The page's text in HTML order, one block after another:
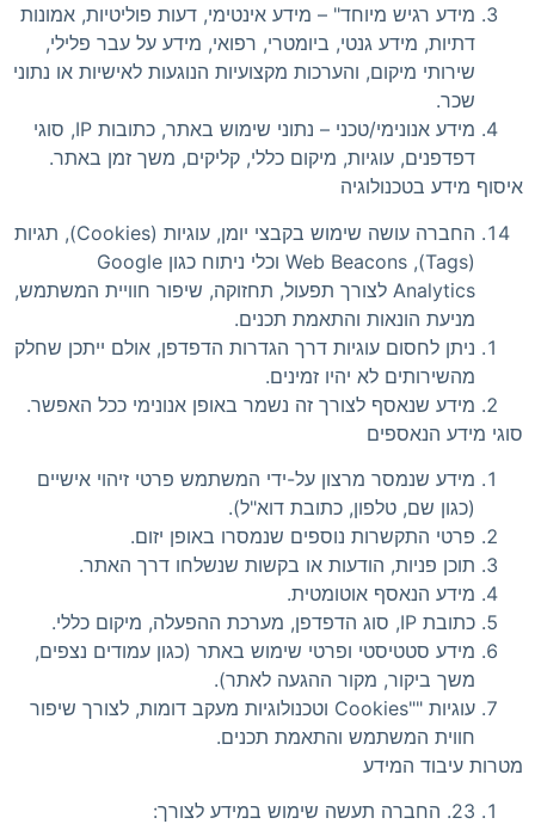
מידע רגיש מיוחד" – מידע אינטימי, דעות פוליטיות, אמונות
דתיות, מידע גנטי, ביומטרי, רפואי, מידע על עבר פלילי,
שירותי מיקום, והערכות מקצועיות הנוגעות לאישיות או נתוני
שכר.
מידע אנונימי/טכני – נתוני שימוש באתר, כתובות IP, סוגי
דפדפנים, עוגיות, מיקום כללי, קליקים, משך זמן באתר.
איסוף מידע בטכנולוגיה
החברה עושה שימוש בקבצי יומן, עוגיות (Cookies), תגיות
(Tags), Web Beacons וכלי ניתוח כגון Google
Analytics לצורך תפעול, תחזוקה, שיפור חוויית המשתמש,
מניעת הונאות והתאמת תכנים.
ניתן לחסום עוגיות דרך הגדרות הדפדפן, אולם ייתכן שחלק
מהשירותים לא יהיו זמינים.
מידע שנאסף לצורך זה נשמר באופן אנונימי ככל האפשר.
סוגי מידע הנאספים
מידע שנמסר מרצון על-ידי המשתמש פרטי זיהוי אישיים
(כגון שם, טלפון, כתובת דוא"ל).
פרטי התקשרות נוספים שנמסרו באופן יזום.
תוכן פניות, הודעות או בקשות שנשלחו דרך האתר.
מידע הנאסף אוטומטית.
כתובת IP, סוג הדפדפן, מערכת ההפעלה, מיקום כללי.
מידע סטטיסטי ופרטי שימוש באתר (כגון עמודים נצפים,
משך ביקור, מקור ההגעה לאתר).
עוגיות ""Cookies וטכנולוגיות מעקב דומות, לצורך שיפור
חווית המשתמש והתאמת תכנים.
מטרות עיבוד המידע
23. החברה תעשה שימוש במידע לצורך: